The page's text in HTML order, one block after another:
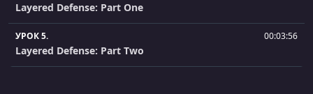
Layered Defense: Part One
УРОК 5. 00:03:56
Layered Defense: Part Two